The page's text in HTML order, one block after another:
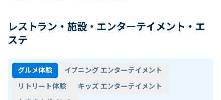
レストラン・施設・エンターテイメント・エ
ステ
グルメ体験
イブニング エンターテイメント
リトリート体験
キッズ エンターテイメント